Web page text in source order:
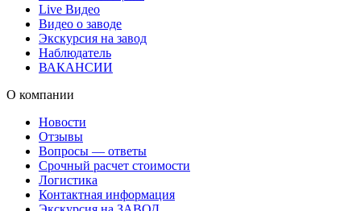
Live Видео
Видео о заводе
Экскурсия на завод
Наблюдатель
ВАКАНСИИ
О компании
Новости
Отзывы
Вопросы — ответы
Срочный расчет стоимости
Логистика
Контактная информация